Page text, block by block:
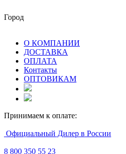
Город
О КОМПАНИИ
ДОСТАВКА
ОПЛАТА
Контакты
ОПТОВИКАМ
Принимаем к оплате:
Официальный Дилер в России
8 800 350 55 23